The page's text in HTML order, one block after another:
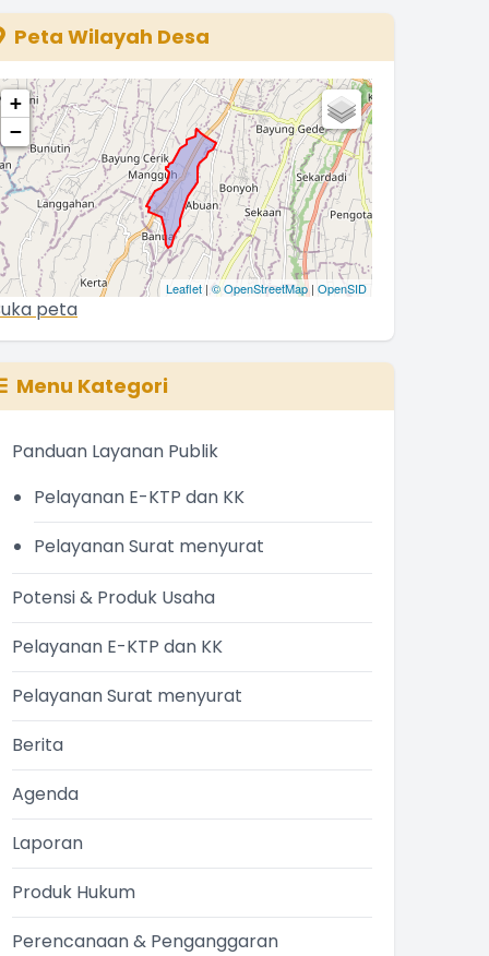
The chart has 1 Y axis displaying values. Range: 0 to
Peta Wilayah Desa
+
−
Leaflet | © OpenStreetMap| OpenSID
peta
Menu Kategori
Panduan Layanan Publik
Pelayanan E-KTP dan KK
Pelayanan Surat menyurat
Potensi & Produk Usaha
Pelayanan E-KTP dan KK
Pelayanan Surat menyurat
Berita
Agenda
Laporan
Produk Hukum
Perencanaan & Penganggaran